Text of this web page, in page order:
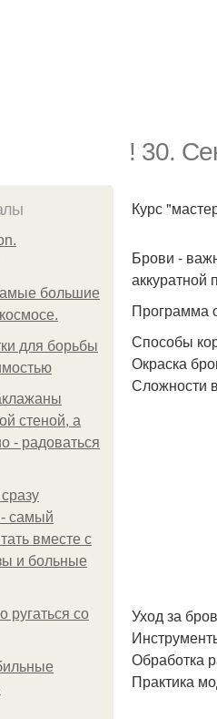
! 30.
большие
для борьбы
стеной, а
- радоваться
самый
вместе с
и больные
ругаться со
Курс
Брови -
Программа
Способы
Окраска
Сложности
Уход за
Обработка
Практика